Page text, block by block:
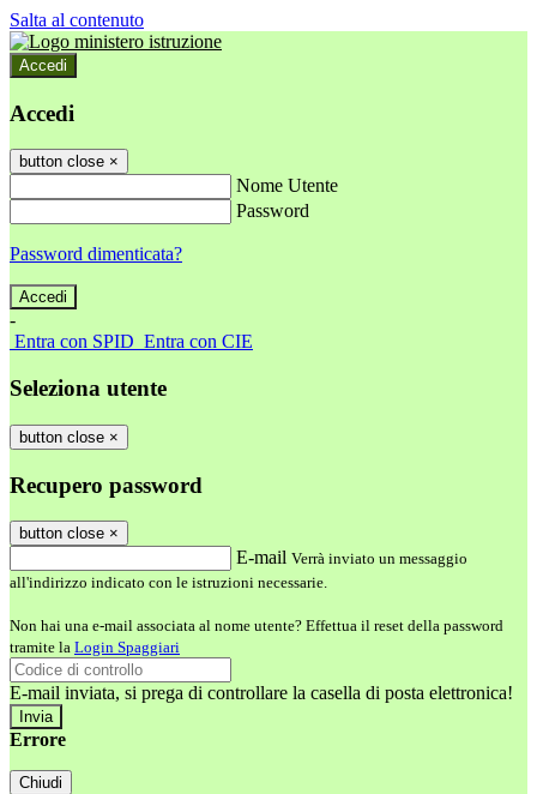
Salta al contenuto
Accedi
Accedi
button close ×
Nome Utente
Password
Password dimenticata?
-
Entra con SPID Entra con CIE
Seleziona utente
button close ×
Recupero password
button close ×
E-mail Verrà inviato un messaggio
all'indirizzo indicato con le istruzioni necessarie.
Non hai una e-mail associata al nome utente? Effettua il reset della password
tramite la Login Spaggiari
E-mail inviata, si prega di controllare la casella di posta elettronica!
Errore
Chiudi